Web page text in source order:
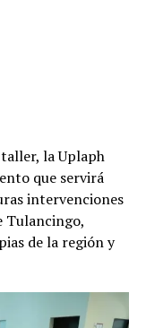
la Uplaph
que servirá
intervenciones
Tulancingo,
de la región y